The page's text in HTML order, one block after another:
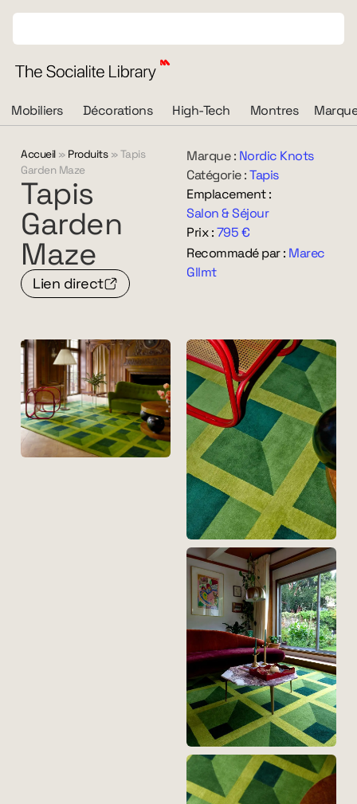
Mobiliers Décorations High-Tech Montres
Accueil» Produits»Tapis
Garden Maze
Tapis
Garden
Maze
Lien direct
Marque : Nordic Knots
Catégorie :Tapis
Emplacement :
Salon & Séjour
Prix :795 €
Recommadé par : Marec
Gllmt